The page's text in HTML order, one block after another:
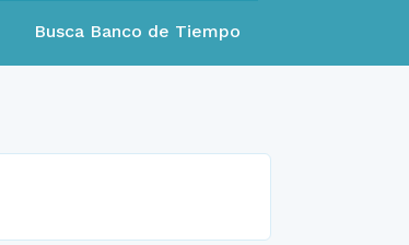
Busca Banco de Tiempo